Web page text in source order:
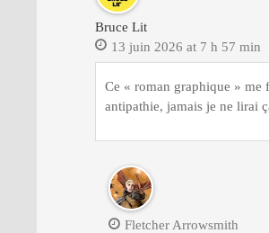
Bruce Lit
13 juin 2026 at 7 h 57 min
Ce « roman graphique » me
antipathie, jamais je ne lirai
Fletcher Arrowsmith